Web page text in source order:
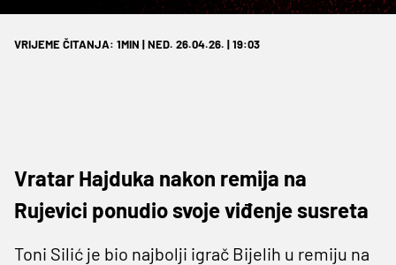
VRIJEME ČITANJA: 1MIN | NED. 26.04.26. | 19:03
Vratar Hajduka nakon remija na
Rujevici ponudio svoje viđenje susreta
Toni Silić je bio najbolji igrač Bijelih u remiju na